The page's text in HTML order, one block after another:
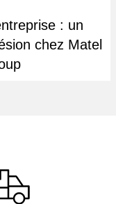
: un
chez Matel